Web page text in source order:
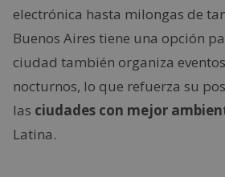
electrónica hasta milongas de
Buenos Aires tiene una opción
ciudad también organiza
nocturnos, lo que refuerza su
las ciudades con mejor
Latina.